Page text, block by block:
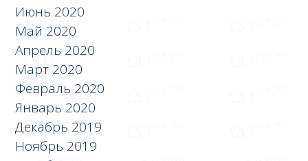
Июнь 2020
Май 2020
Апрель 2020
Март 2020
Февраль 2020
Январь 2020
Декабрь 2019
Ноябрь 2019